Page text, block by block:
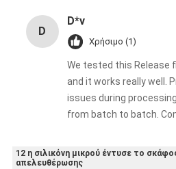
D
D*v
Χρήσιμο (1)
We tested this Release
and it works really well.
issues during
from batch to batch.
ordering.
12 η σιλικόνη μικρού έντυσε το
απελευθέρωσης